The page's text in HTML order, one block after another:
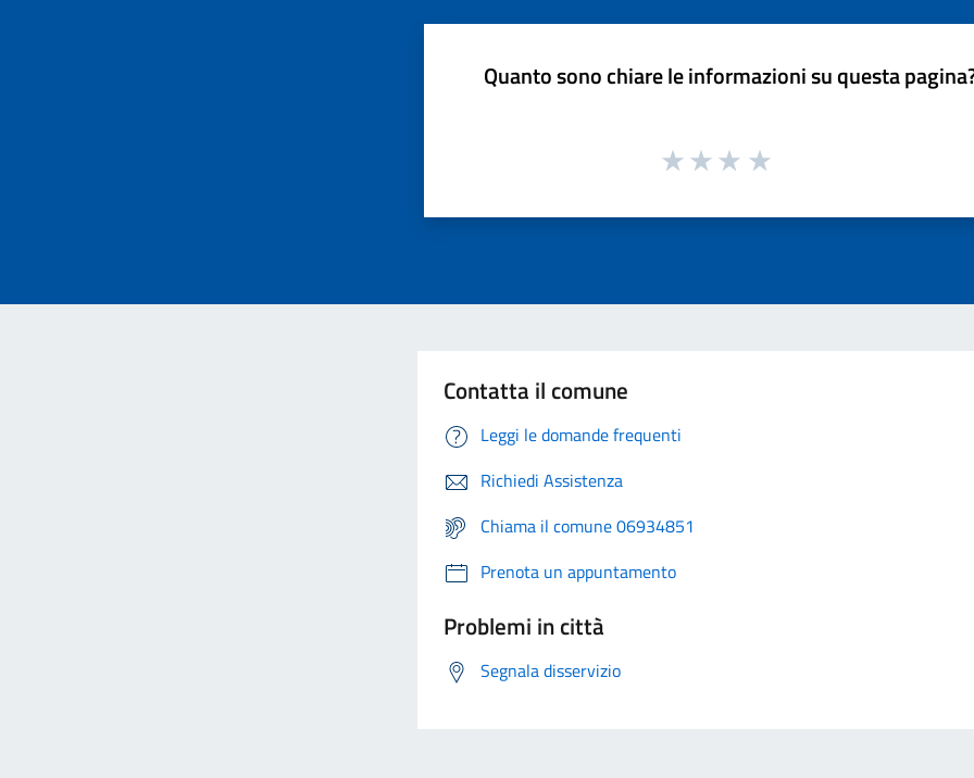
Quanto sono chiare le informazioni su questa
Contatta il comune
Leggi le domande frequenti
Richiedi Assistenza
Chiama il comune 06934851
Prenota un appuntamento
Problemi in città
Segnala disservizio